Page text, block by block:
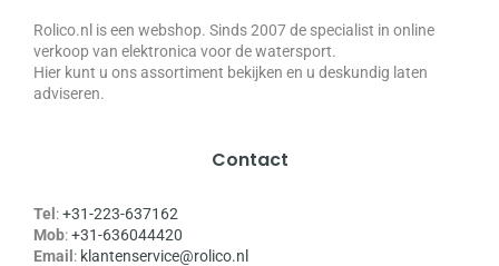
Rolico.nl is een webshop. Sinds 2007 de specialist in online
verkoop van elektronica voor de watersport.
Hier kunt u ons assortiment bekijken en u deskundig laten
adviseren.
Contact
Tel:+31-223-637162
Mob:+31-636044420
Email: klantenservice@rolico.nl